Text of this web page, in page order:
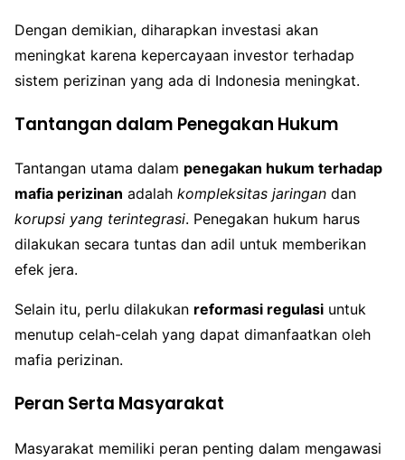
Dengan demikian, diharapkan investasi akan
meningkat karena kepercayaan investor terhadap
sistem perizinan yang ada di Indonesia meningkat.
Tantangan dalam Penegakan Hukum
Tantangan utama dalam penegakan hukum terhadap
mafia perizinan adalah kompleksitas jaringan dan
korupsi yang terintegrasi. Penegakan hukum harus
dilakukan secara tuntas dan adil untuk memberikan
efek jera.
Selain itu, perlu dilakukan reformasi regulasi untuk
menutup celah-celah yang dapat dimanfaatkan oleh
mafia perizinan.
Peran Serta Masyarakat
Masyarakat memiliki peran penting dalam mengawasi